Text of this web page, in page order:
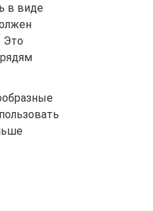
в виде
Это